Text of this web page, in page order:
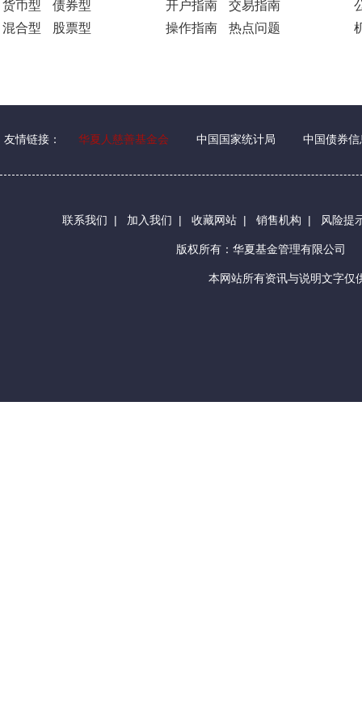
货币型
债券型
混合型
股票型
开户指南
交易指南
操作指南
热点问题
友情链接： 华夏人慈善基金会 中国国家统计局 中国债券信
联系我们 | 加入我们 | 收藏网站 | 销售机构 | 风险提
版权所有：华夏基金管理有限公司
本网站所有资讯与说明文字仅